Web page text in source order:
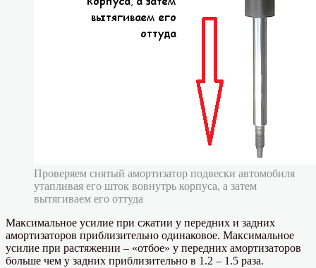
Проверяем снятый амортизатор подвески автомобиля
утапливая его шток вовнутрь корпуса, а затем
вытягиваем его оттуда
Максимальное усилие при сжатии у передних и задних
амортизаторов приблизительно одинаковое. Максимальное
усилие при растяжении – «отбое» у передних амортизаторов
больше чем у задних приблизительно в 1.2 – 1.5 раза.